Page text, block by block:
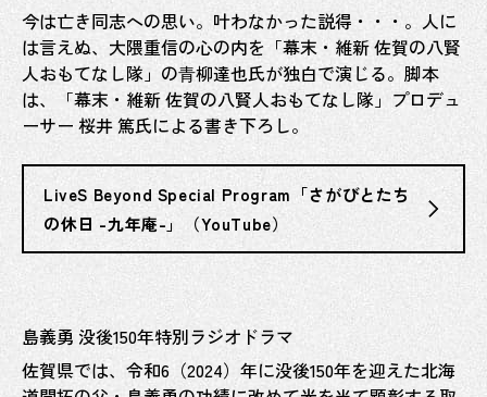
今は亡き同志への思い。叶わなかった説得・・・。人に
は言えぬ、大隈重信の心の内を「幕末・維新 佐賀の八賢
人おもてなし隊」の⻘柳達也氏が独白で演じる。脚本
は、「幕末・維新 佐賀の八賢人おもてなし隊」プロデュ
ーサー 桜井 篤氏による書き下ろし。
LiveS Beyond Special Program「さがびとたち
の休日 -九年庵-」（YouTube）
島義勇 没後150年特別ラジオドラマ
佐賀県では、令和6（2024）年に没後150年を迎えた北海